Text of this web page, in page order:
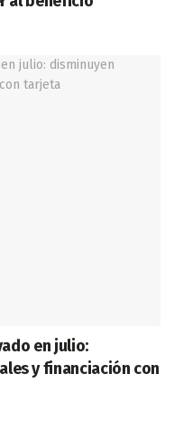
en julio:
y financiación con